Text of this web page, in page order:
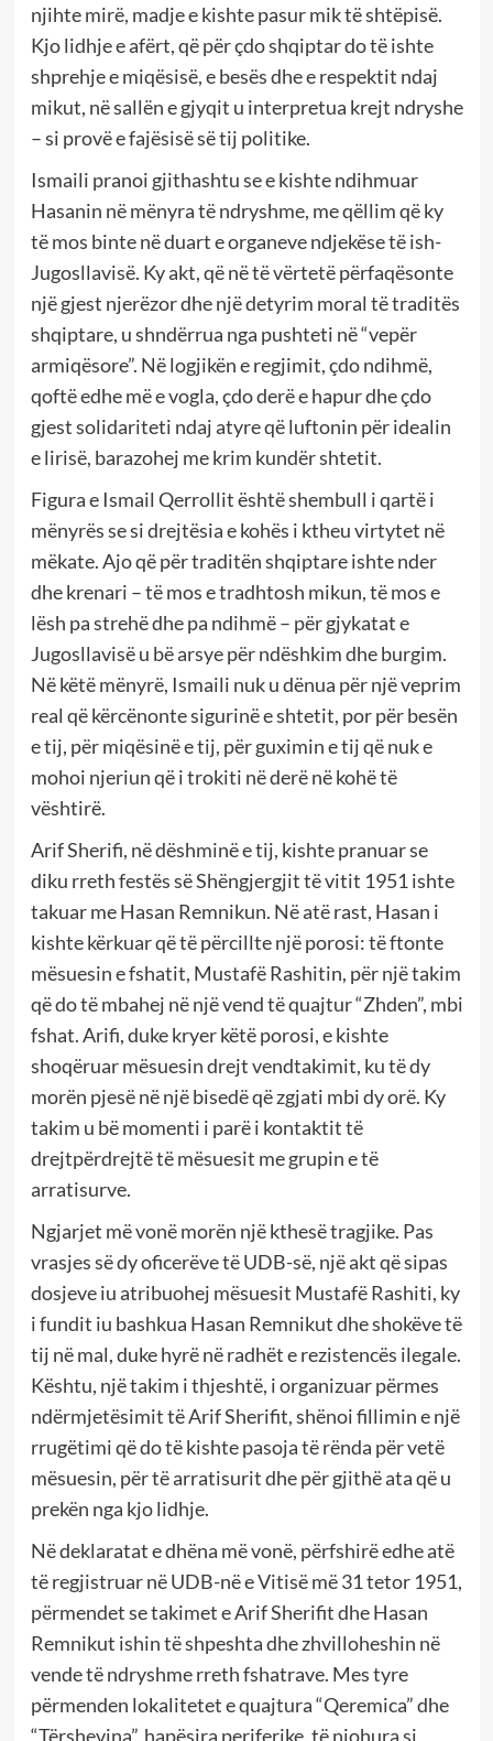
njihte mirë, madje e kishte pasur mik të shtëpisë.
Kjo lidhje e afërt, që për çdo shqiptar do të ishte
shprehje e miqësisë, e besës dhe e respektit ndaj
mikut, në sallën e gjyqit u interpretua krejt ndryshe
– si provë e fajësisë së tij politike.
Ismaili pranoi gjithashtu se e kishte ndihmuar
Hasanin në mënyra të ndryshme, me qëllim që ky
të mos binte në duart e organeve ndjekëse të ish-
Jugosllavisë. Ky akt, që në të vërtetë përfaqësonte
një gjest njerëzor dhe një detyrim moral të traditës
shqiptare, u shndërrua nga pushteti në “vepër
armiqësore”. Në logjikën e regjimit, çdo ndihmë,
qoftë edhe më e vogla, çdo derë e hapur dhe çdo
gjest solidariteti ndaj atyre që luftonin për idealin
e lirisë, barazohej me krim kundër shtetit.
Figura e Ismail Qerrollit është shembull i qartë i
mënyrës se si drejtësia e kohës i ktheu virtytet në
mëkate. Ajo që për traditën shqiptare ishte nder
dhe krenari – të mos e tradhtosh mikun, të mos e
lësh pa strehë dhe pa ndihmë – për gjykatat e
Jugosllavisë u bë arsye për ndëshkim dhe burgim.
Në këtë mënyrë, Ismaili nuk u dënua për një veprim
real që kërcënonte sigurinë e shtetit, por për besën
e tij, për miqësinë e tij, për guximin e tij që nuk e
mohoi njeriun që i trokiti në derë në kohë të
vështirë.
Arif Sherifi, në dëshminë e tij, kishte pranuar se
diku rreth festës së Shëngjergjit të vitit 1951 ishte
takuar me Hasan Remnikun. Në atë rast, Hasan i
kishte kërkuar që të përcillte një porosi: të ftonte
mësuesin e fshatit, Mustafë Rashitin, për një takim
që do të mbahej në një vend të quajtur “Zhden”, mbi
fshat. Arifi, duke kryer këtë porosi, e kishte
shoqëruar mësuesin drejt vendtakimit, ku të dy
morën pjesë në një bisedë që zgjati mbi dy orë. Ky
takim u bë momenti i parë i kontaktit të
drejtpërdrejtë të mësuesit me grupin e të
arratisurve.
Ngjarjet më vonë morën një kthesë tragjike. Pas
vrasjes së dy oficerëve të UDB-së, një akt që sipas
dosjeve iu atribuohej mësuesit Mustafë Rashiti, ky
i fundit iu bashkua Hasan Remnikut dhe shokëve të
tij në mal, duke hyrë në radhët e rezistencës ilegale.
Kështu, një takim i thjeshtë, i organizuar përmes
ndërmjetësimit të Arif Sherifit, shënoi fillimin e një
rrugëtimi që do të kishte pasoja të rënda për vetë
mësuesin, për të arratisurit dhe për gjithë ata që u
prekën nga kjo lidhje.
Në deklaratat e dhëna më vonë, përfshirë edhe atë
të regjistruar në UDB-në e Vitisë më 31 tetor 1951,
përmendet se takimet e Arif Sherifit dhe Hasan
Remnikut ishin të shpeshta dhe zhvilloheshin në
vende të ndryshme rreth fshatrave. Mes tyre
përmenden lokalitetet e quajtura “Qeremica” dhe
“Tërshevina”, hapësira periferike, të njohura si